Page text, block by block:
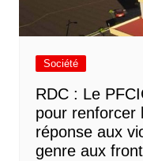
Société
RDC : Le
pour renforcer
réponse aux
genre aux